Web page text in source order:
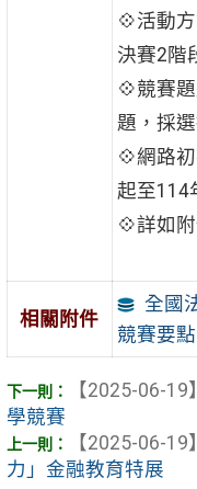
💠活動
決賽2階
💠競賽
題，採
💠網路
起至114
💠詳如附
相關附件
全國
競賽要點
【2025-06-19】
學競賽
【2025-06-19】
力」金融教育特展